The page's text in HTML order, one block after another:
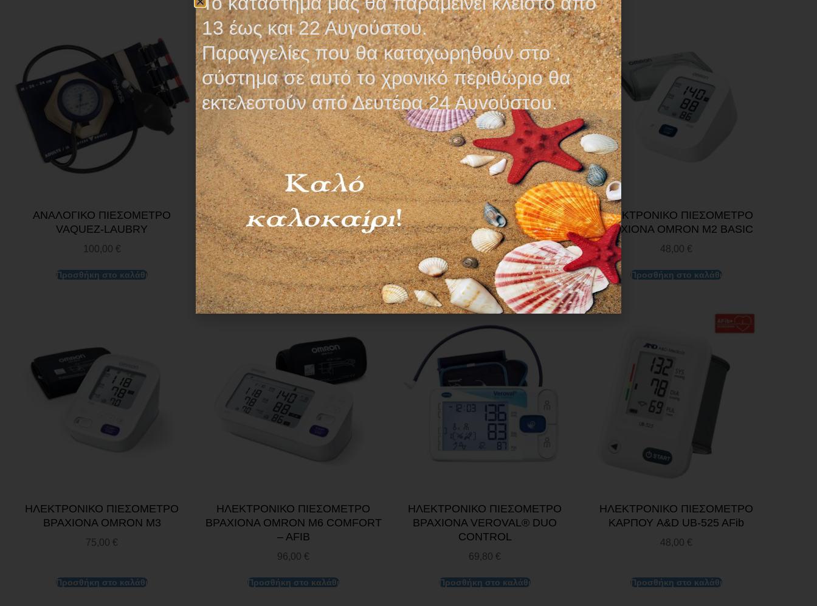
ΑΝΑΛΟΓΙΚΟ ΠΙΕΣΟΜΕΤΡΟ
VAQUEZ-LAUBRY
100,00 €
Προσθήκη στο καλάθι
ΕΠΑΓΓΕΛΜΑΤΙΚΟ ΠΙΕΣΟΜΕΤΡΟ
ΣΤΗΛΗΣ ΧΩΡΙΣ ΥΔΡΑΡΓΥΡΟ UM-
102A
Διαβάστε περισσότερα
ΤΡΟΧΗΛΑΤΟ ΕΠΑΓΓΕΛΜΑΤΙΚΟ
ΠΙΕΣΟΜΕΤΡΟ ΣΤΗΛΗΣ ΧΩΡΙΣ
ΥΔΡΑΡΓΥΡΟ UM-102Β
Διαβάστε περισσότερα
ΗΛΕΚΤΡΟΝΙΚΟ ΠΙΕΣΟΜΕΤΡΟ
ΒΡΑΧΙΟΝΑ OMRON M2 BASIC
48,00 €
Προσθήκη στο καλάθι
ΗΛΕΚΤΡΟΝΙΚΟ ΠΙΕΣΟΜΕΤΡΟ
ΒΡΑΧΙΟΝΑ OMRON M3
75,00 €
Προσθήκη στο καλάθι
ΗΛΕΚΤΡΟΝΙΚΟ ΠΙΕΣΟΜΕΤΡΟ
ΒΡΑΧΙΟΝΑ OMRON M6 COMFORT
– AFIB
96,00 €
Προσθήκη στο καλάθι
ΗΛΕΚΤΡΟΝΙΚΟ ΠΙΕΣΟΜΕΤΡΟ
ΒΡΑΧΙΟΝΑ VEROVAL® DUO
CONTROL
69,80 €
Προσθήκη στο καλάθι
ΗΛΕΚΤΡΟΝΙΚΟ ΠΙΕΣΟΜΕΤΡΟ
ΚΑΡΠΟΥ A&D UB-525 AFib
48,00 €
Προσθήκη στο καλάθι
13 έως και 22 Αυγούστου.
Παραγγελίες που θα καταχωρηθούν στο
σύστημα σε αυτό το χρονικό περιθώριο θα
εκτελεστούν από Δευτέρα 24 Αυγούστου.